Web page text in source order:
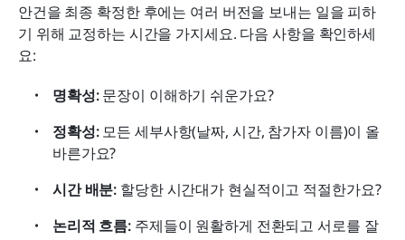
안건을 최종 확정한 후에는 여러 버전을 보내는 일을 피하
기 위해 교정하는 시간을 가지세요. 다음 사항을 확인하세
요:
명확성: 문장이 이해하기 쉬운가요?
정확성: 모든 세부사항(날짜, 시간, 참가자 이름)이 올
바른가요?
시간 배분: 할당한 시간대가 현실적이고 적절한가요?
논리적 흐름: 주제들이 원활하게 전환되고 서로를 잘